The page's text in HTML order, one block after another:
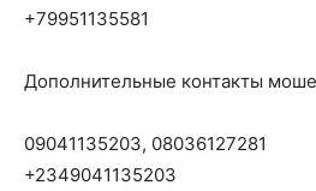
+79951135581
Дополнительные контакты
09041135203, 08036127281
+2349041135203